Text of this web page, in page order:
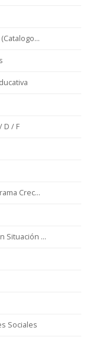
D / F
Crec...
Situación ...
Sociales